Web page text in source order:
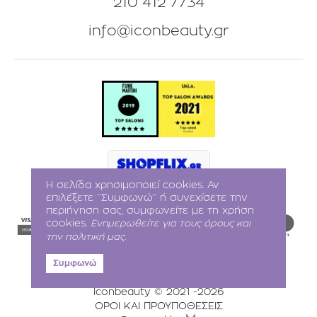
info@iconbeauty.gr
Iconbeauty © 2021 -2026
ΟΡΟΙ ΚΑΙ ΠΡΟΥΠΟΘΕΣΕΙΣ
Η σελίδα χρησιμοποιεί cookies. Αν
επιλέξετε ‘’Συμφωνώ’’ ή συνεχίσετε την
περιήγηση σας, συμφωνείτε με τη χρήση
cookies. Ενημερωθείτε για τους όρους και
την πολιτική μας.
Συμφωνώ